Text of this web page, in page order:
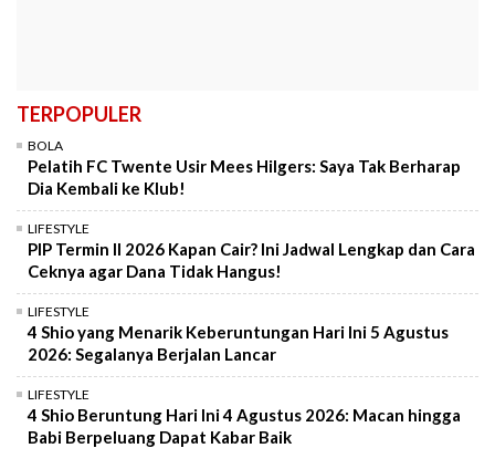
TERPOPULER
BOLA
Pelatih FC Twente Usir Mees Hilgers: Saya Tak Berharap
Dia Kembali ke Klub!
LIFESTYLE
PIP Termin II 2026 Kapan Cair? Ini Jadwal Lengkap dan Cara
Ceknya agar Dana Tidak Hangus!
LIFESTYLE
4 Shio yang Menarik Keberuntungan Hari Ini 5 Agustus
2026: Segalanya Berjalan Lancar
LIFESTYLE
4 Shio Beruntung Hari Ini 4 Agustus 2026: Macan hingga
Babi Berpeluang Dapat Kabar Baik